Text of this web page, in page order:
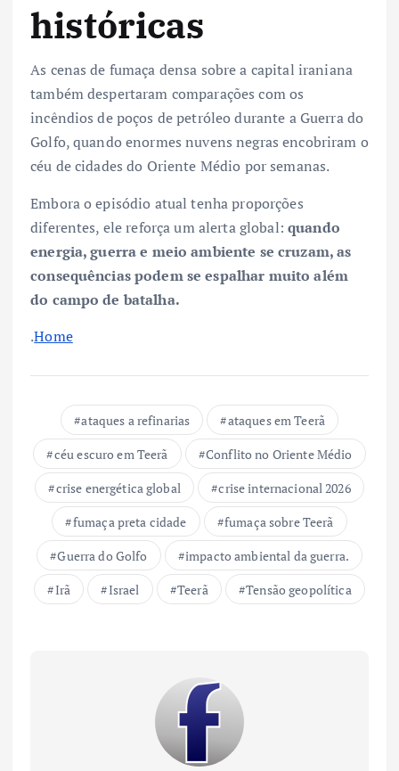
históricas
As cenas de fumaça densa sobre a capital iraniana
também despertaram comparações com os
incêndios de poços de petróleo durante a Guerra do
Golfo, quando enormes nuvens negras encobriram o
céu de cidades do Oriente Médio por semanas.
Embora o episódio atual tenha proporções
diferentes, ele reforça um alerta global: quando
energia, guerra e meio ambiente se cruzam, as
consequências podem se espalhar muito além
do campo de batalha.
.Home
ataques a refinarias
ataques em Teerã
céu escuro em Teerã
Conflito no Oriente Médio
crise energética global
crise internacional 2026
fumaça preta cidade
fumaça sobre Teerã
Guerra do Golfo
impacto ambiental da guerra.
Irã
Israel Teerã Tensão geopolítica